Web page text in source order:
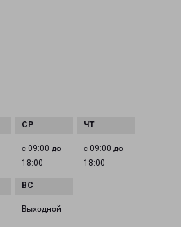
с 09:00 до
18:00
с 09:00 до
18:00
Выходной